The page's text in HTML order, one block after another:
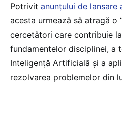
Potrivit anunțului de lansare
acesta urmează să atragă o
cercetători care contribuie
fundamentelor disciplinei, a
Inteligență Artificială și a
rezolvarea problemelor din